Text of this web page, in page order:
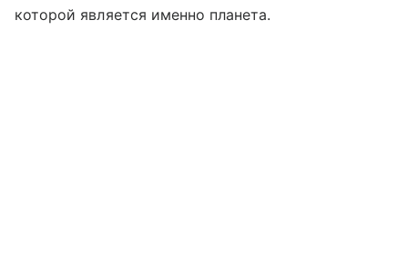
которой является именно планета.